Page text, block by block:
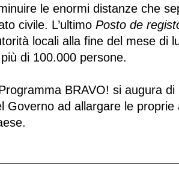
le enormi distanze che
civile. L’ultimo Posto de
locali alla fine del mese di
di 100.000 persone.
BRAVO! si augura
Governo ad allargare le